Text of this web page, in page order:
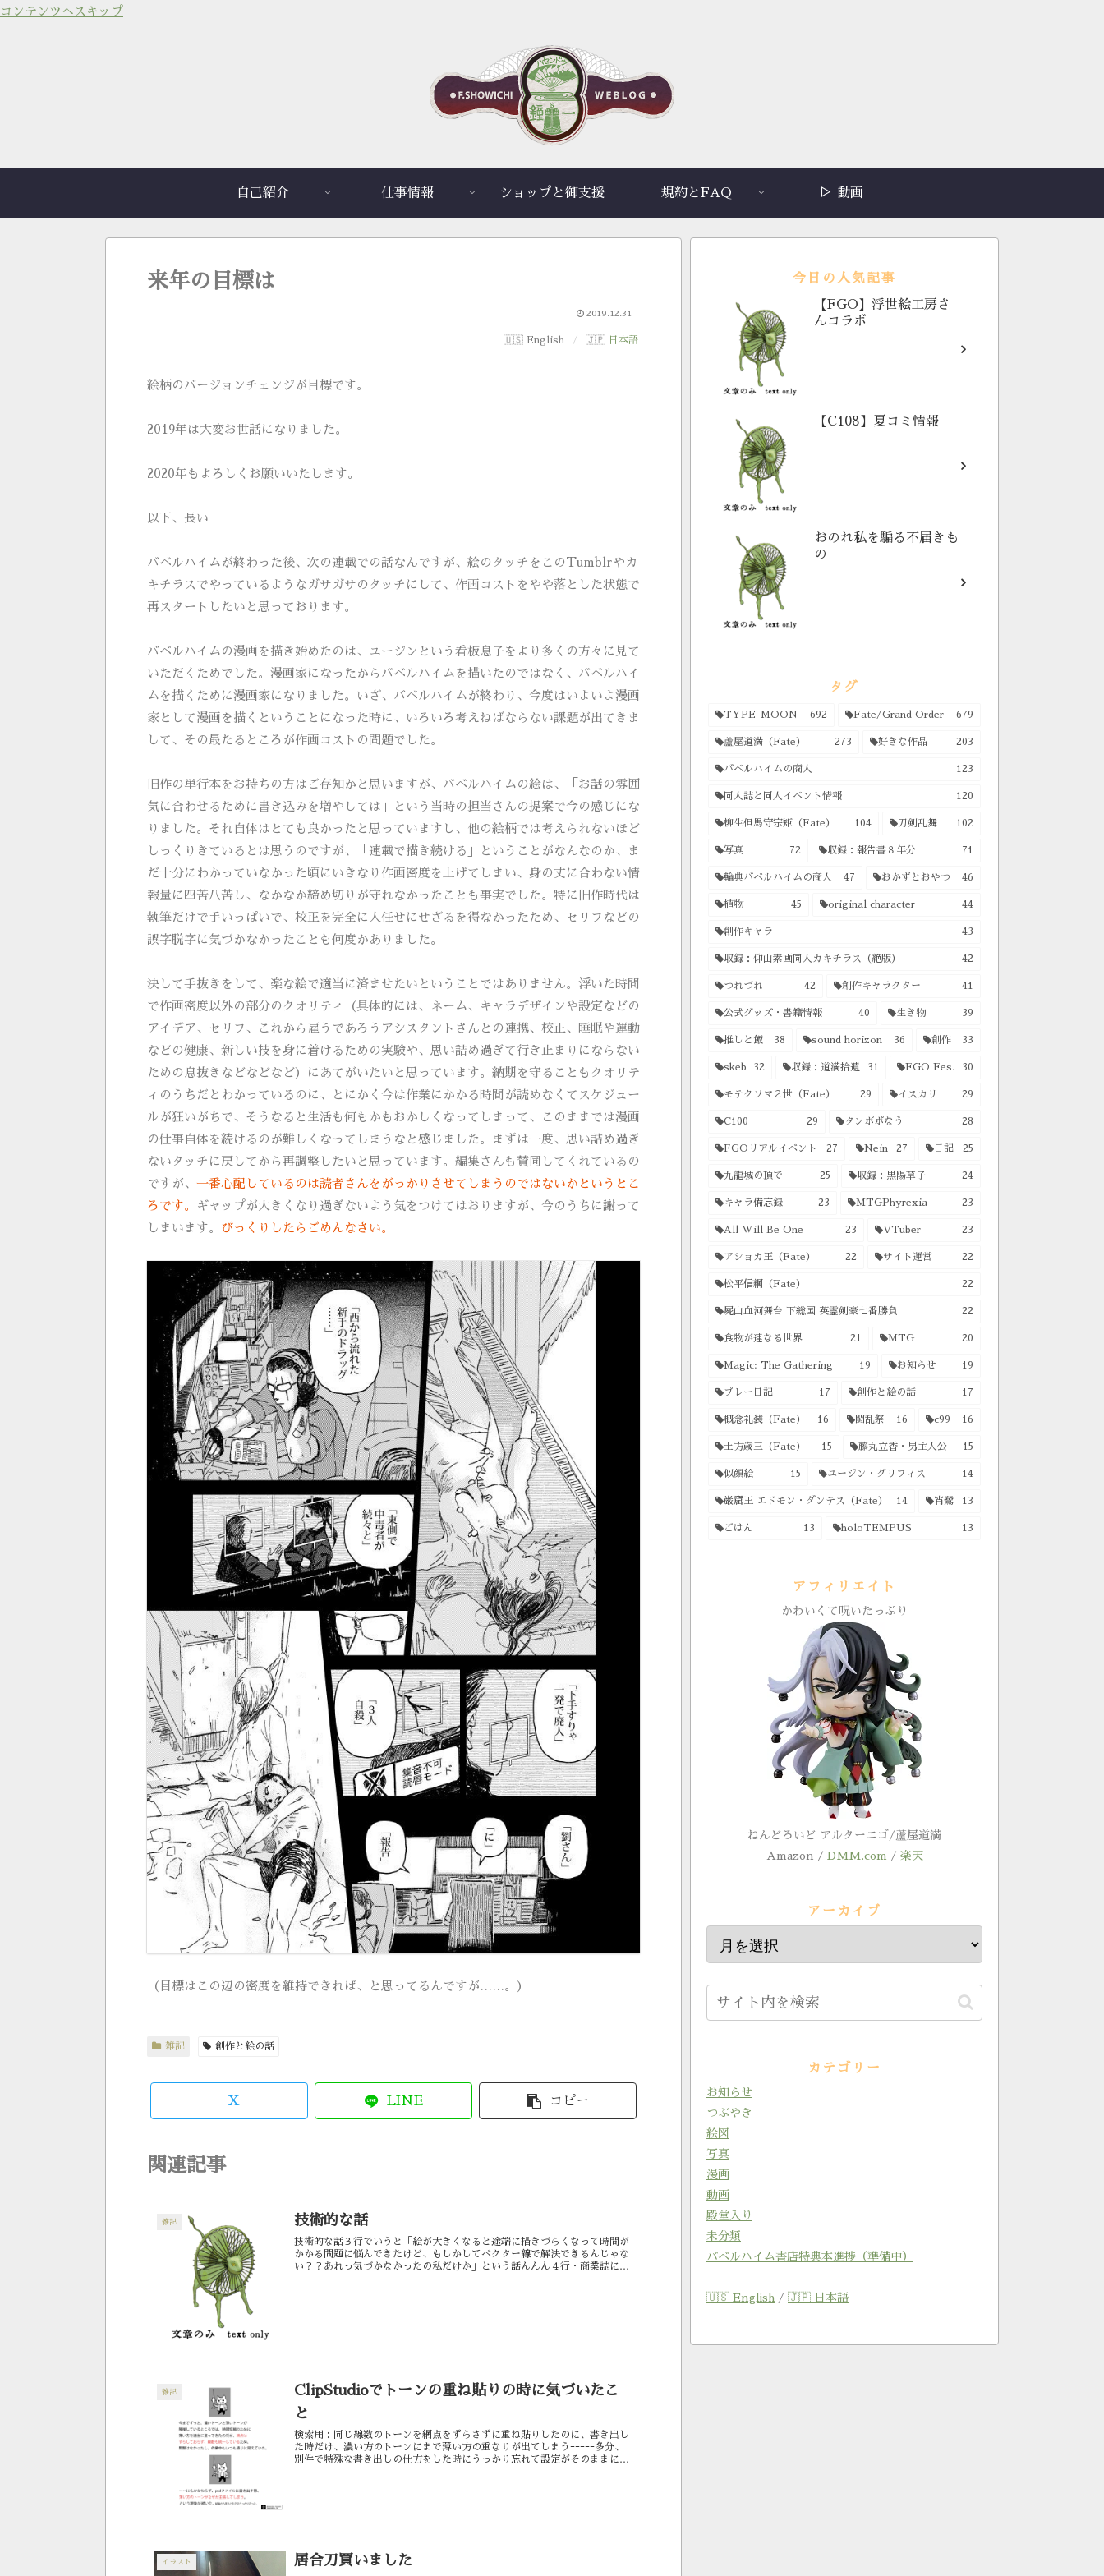
コンテンツへスキップ
自己紹介 仕事情報 ショップと御支援 規約とFAQ ▷ 動画
来年の目標は
2019.12.31
English 日本語
絵柄のバージョンチェンジが目標です。
2019年は大変お世話になりました。
2020年もよろしくお願いいたします。
以下、長い
バベルハイムが終わった後、次の連載での話なんですが、絵のタッチをこのTumblrやカ
キチラスでやっているようなガサガサのタッチにして、作画コストをやや落とした状態で
再スタートしたいと思っております。
バベルハイムの漫画を描き始めたのは、ユージンという看板息子をより多くの方々に見て
いただくためでした。漫画家になったからバベルハイムを描いたのではなく、バベルハイ
ムを描くために漫画家になりました。いざ、バベルハイムが終わり、今度はいよいよ漫画
家として漫画を描くということになった時に、いろいろ考えねばならない課題が出てきま
して、その最たるところが作画コストの問題でした。
旧作の単行本をお持ちの方はご存知かと思いますが、バベルハイムの絵は、「お話の雰囲
気に合わせるために書き込みを増やしては」という当時の担当さんの提案で今の感じにな
りました。それ自体はとても良かったと思っていますし、他の絵柄では考えられないほど
しっくりきているとは思うのですが、「連載で描き続ける」ということがなんなのか、ま
だ十分にわかっていなかった頃にいきなり作画密度を上げてしまい、身の丈に合わない情
報量に四苦八苦し、なかなか締め切りが守れなかったことも事実でした。特に旧作時代は
執筆だけで手いっぱいで、校正を完全に人任せにせざるを得なかったため、セリフなどの
誤字脱字に気づかなかったことも何度かありました。
決して手抜きをして、楽な絵で適当に済ませたいということではありません。浮いた時間
で作画密度以外の部分のクオリティ（具体的には、ネーム、キャラデザインや設定などの
アイデア、セリフ、これから雇うであろうアシスタントさんとの連携、校正、睡眠や運動
などの健康、新しい技を身に着けるための実験や、思い詰め過ぎて行き止まりにならない
ための息抜きなどなどなど）にあてがいたいと思っています。納期を守ることもクオリテ
ィのうちだとわかっているのに、とにかく今は作業にかかる時間が読めなくてスケジュー
ルが狂いがちで、そうなると生活も何もかもおかしくなってしまって、このままでは漫画
の仕事自体を続けるのが難しくなってしまうなと感じました。まずは一度、思い詰め過ぎ
ないタッチに戻してから再調整したいと思っています。編集さんも賛同してくれているの
ですが、 一番心配しているのは読者さんをがっかりさせてしまうのではないかというとこ
ろです。
ギャップが大きくなり過ぎないよう気をつけてはおりますが、今のうちに謝って
しまいます。 びっくりしたらごめんなさい。
（目標はこの辺の密度を維持できれば、と思ってるんですが……。）
雑記 創作と絵の話
X LINE コピー
関連記事
雑記 技術的な話
技術的な話３行でいうと「絵が大きくなると途端に描きづらくなって時間が
かかる問題に悩んできたけど、もしかしてベクター線で解決できるんじゃな
い？？あれっ気づかなかったの私だけか」という話んんん４行・商業誌にな
雑記
ClipStudioでトーンの重ね貼りの時に気づいたこ
と
検索用：同じ線数のトーンを網点をずらさずに重ね貼りしたのに、書き出し
た時だけ、濃い方のトーンにまで薄い方の重なりが出てしまうｰｰｰｰｰ多分、
別件で特殊な書き出しの仕方をした時にうっかり忘れて設定がそのままにな
イラスト 居合刀買いました
今日の人気記事
【FGO】浮世絵工房さ
んコラボ
【C108】夏コミ情報
おのれ私を騙る不届きも
の
タグ
TYPE-MOON 692 Fate/Grand Order 679
蘆屋道満（Fate） 273 好きな作品 203
バベルハイムの商人 123
同人誌と同人イベント情報 120
柳生但馬守宗矩（Fate） 104 刀剣乱舞 102
写真 72 収録：報告書８年分 71
輪典バベルハイムの商人 47 おかずとおやつ 46
植物 45 original character 44
創作キャラ 43
収録：仰山素画同人カキチラス（絶版） 42
つれづれ 42 創作キャラクター 41
公式グッズ・書籍情報 40 生き物 39
推しと飯 38 sound horizon 36 創作 33
skeb 32 収録：道満拾遺 31 FGO Fes. 30
モテクソマ２世（Fate） 29 イスカリ 29
C100 29 タンポポなう 28
FGOリアルイベント 27 Nein 27 日記 25
九龍城の頂で 25 収録：黒陽草子 24
キャラ備忘録 23 MTGPhyrexia 23
All Will Be One 23 VTuber 23
アショカ王（Fate） 22 サイト運営 22
松平信綱（Fate） 22
屍山血河舞台 下総国 英霊剣豪七番勝負 22
食物が連なる世界 21 MTG 20
Magic: The Gathering 19 お知らせ 19
プレー日記 17 創作と絵の話 17
概念礼装（Fate） 16 闘乱祭 16 c99 16
土方歳三（Fate） 15 藤丸立香・男主人公 15
似顔絵 15 ユージン・グリフィス 14
巌窟王 エドモン・ダンテス（Fate） 14 宵鷺 13
ごはん 13 holoTEMPUS 13
アフィリエイト
かわいくて呪いたっぷり
ねんどろいど アルターエゴ/蘆屋道満
Amazon / DMM.com / 楽天
アーカイブ
カテゴリー
お知らせ
つぶやき
絵図
写真
漫画
動画
殿堂入り
未分類
バベルハイム書店特典本進捗（準備中）
🇺🇸 English / 🇯🇵 日本語